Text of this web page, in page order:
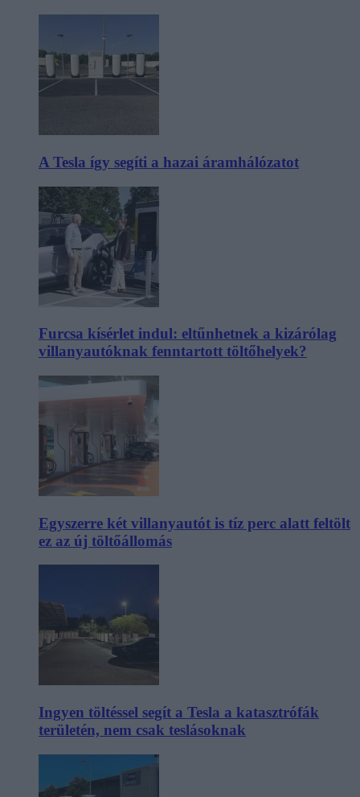
A Tesla így segíti a hazai áramhálózatot
Furcsa kísérlet indul: eltűnhetnek a kizárólag
villanyautóknak fenntartott töltőhelyek?
Egyszerre két villanyautót is tíz perc alatt feltölt
ez az új töltőállomás
Ingyen töltéssel segít a Tesla a katasztrófák
területén, nem csak teslásoknak